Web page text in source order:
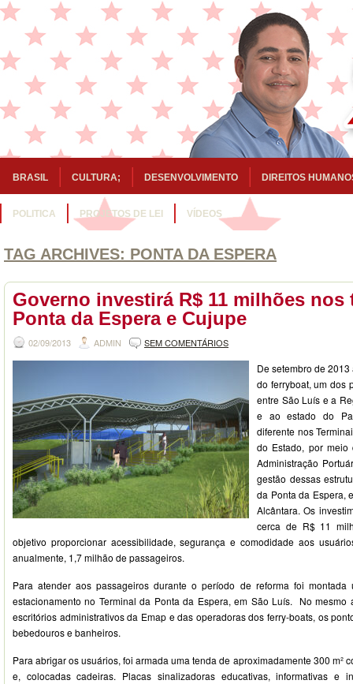
BRASIL CULTURA; DESENVOLVIMENTO DIREITOS
POLITICA PROJETOS DE LEI VÍDEOS
TAG ARCHIVES: PONTA DA ESPERA
Governo investirá R$ 11 milhões nos
Ponta da Espera e Cujupe
02/09/2013 ADMIN SEM COMENTÁRIOS
De setembro de
do ferryboat, um dos
entre São Luís e a
e ao estado do
diferente nos
do Estado, por meio
Administração
gestão dessas
da Ponta da Espera,
Alcântara. Os
cerca de R$ 11
objetivo proporcionar acessibilidade, segurança e comodidade aos
anualmente, 1,7 milhão de passageiros.
Para atender aos passageiros durante o período de reforma foi montada
estacionamento no Terminal da Ponta da Espera, em São Luís. No mesmo
escritórios administrativos da Emap e das operadoras dos ferry-boats, os
bebedouros e banheiros.
Para abrigar os usuários, foi armada uma tenda de aproximadamente 300 m²
e, colocadas cadeiras. Placas sinalizadoras educativas, informativas e